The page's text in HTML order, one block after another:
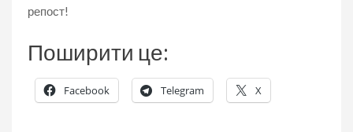
репост!
Поширити це:
Facebook Telegram X